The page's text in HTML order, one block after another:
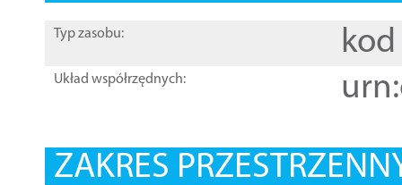
Typ zasobu: kod
Układ współrzędnych:
ZAKRES